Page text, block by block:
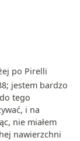
po Pirelli
jestem bardzo
tego
i na
nie miałem
nawierzchni